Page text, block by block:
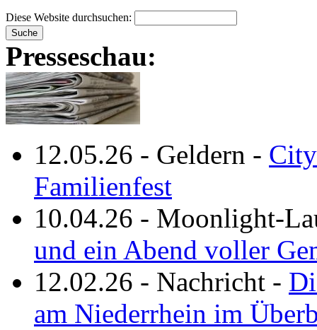
Diese Website durchsuchen:
Presseschau:
12.05.26 - Geldern -
Familienfest
10.04.26 - Moonlight-
und ein Abend voller
12.02.26 - Nachricht -
am Niederrhein im